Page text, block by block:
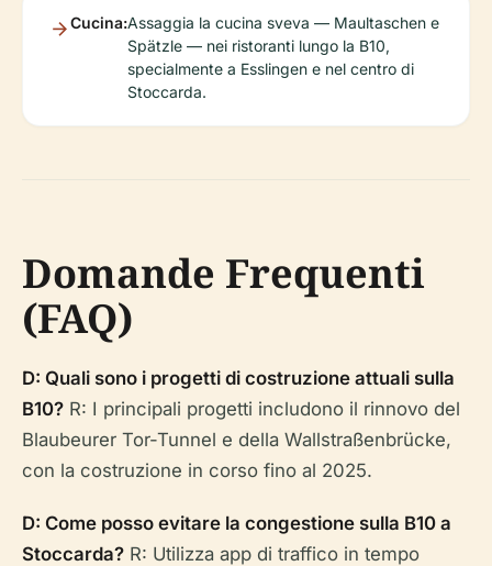
Cucina:Assaggia la cucina sveva — Maultaschen e
Spätzle — nei ristoranti lungo la B10,
specialmente a Esslingen e nel centro di
Stoccarda.
Domande Frequenti
(FAQ)
D: Quali sono i progetti di costruzione attuali sulla
B10? R: I principali progetti includono il rinnovo del
Blaubeurer Tor-Tunnel e della Wallstraßenbrücke,
con la costruzione in corso fino al 2025.
D: Come posso evitare la congestione sulla B10 a
Stoccarda? R: Utilizza app di traffico in tempo